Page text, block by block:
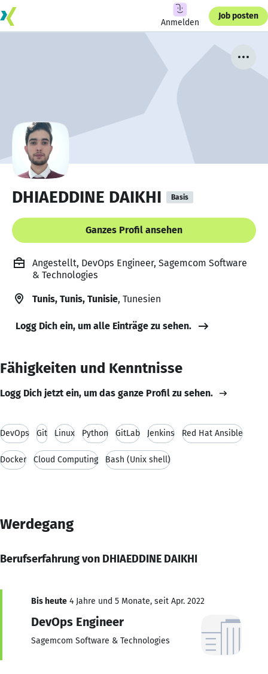
Anmelden
Job posten
DHIAEDDINE DAIKHI Basis
Ganzes Profil ansehen
Angestellt, DevOps Engineer, Sagemcom Software
& Technologies
Tunis, Tunis, Tunisie, Tunesien
Logg Dich ein, um alle Einträge zu sehen.
Fähigkeiten und Kenntnisse
Logg Dich jetzt ein, um das ganze Profil zu sehen.
DevOps Git Linux Python GitLab Jenkins Red Hat Ansible
Docker Cloud Computing Bash (Unix shell)
Werdegang
Berufserfahrung von DHIAEDDINE DAIKHI
Bis heute 4 Jahre und 5 Monate, seit Apr. 2022
DevOps Engineer
Sagemcom Software & Technologies